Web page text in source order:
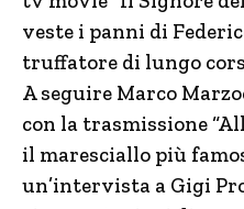
veste i panni di
truffatore di lungo
A seguire Marco
con la trasmissione
il maresciallo più
un’intervista a Gigi